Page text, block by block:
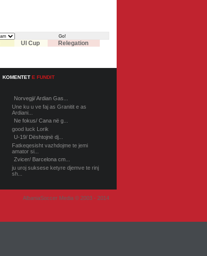
UI Cup Relegation
KOMENTET E FUNDIT
Norvegji/ Ardian Gas...
Une ku u ve faj as Granitit e as
Ardiani...
Ne fokus/ Cana në g...
good luck Lorik
U-19/ Dështojnë dj...
Fatkeqesisht vazhdojme te jemi
amator si...
Zvicer/ Barcelona cm...
ju uroj suksese ketyre djemve te rinj
sh...
AlbaniaSoccer Media © 2003 - 2014